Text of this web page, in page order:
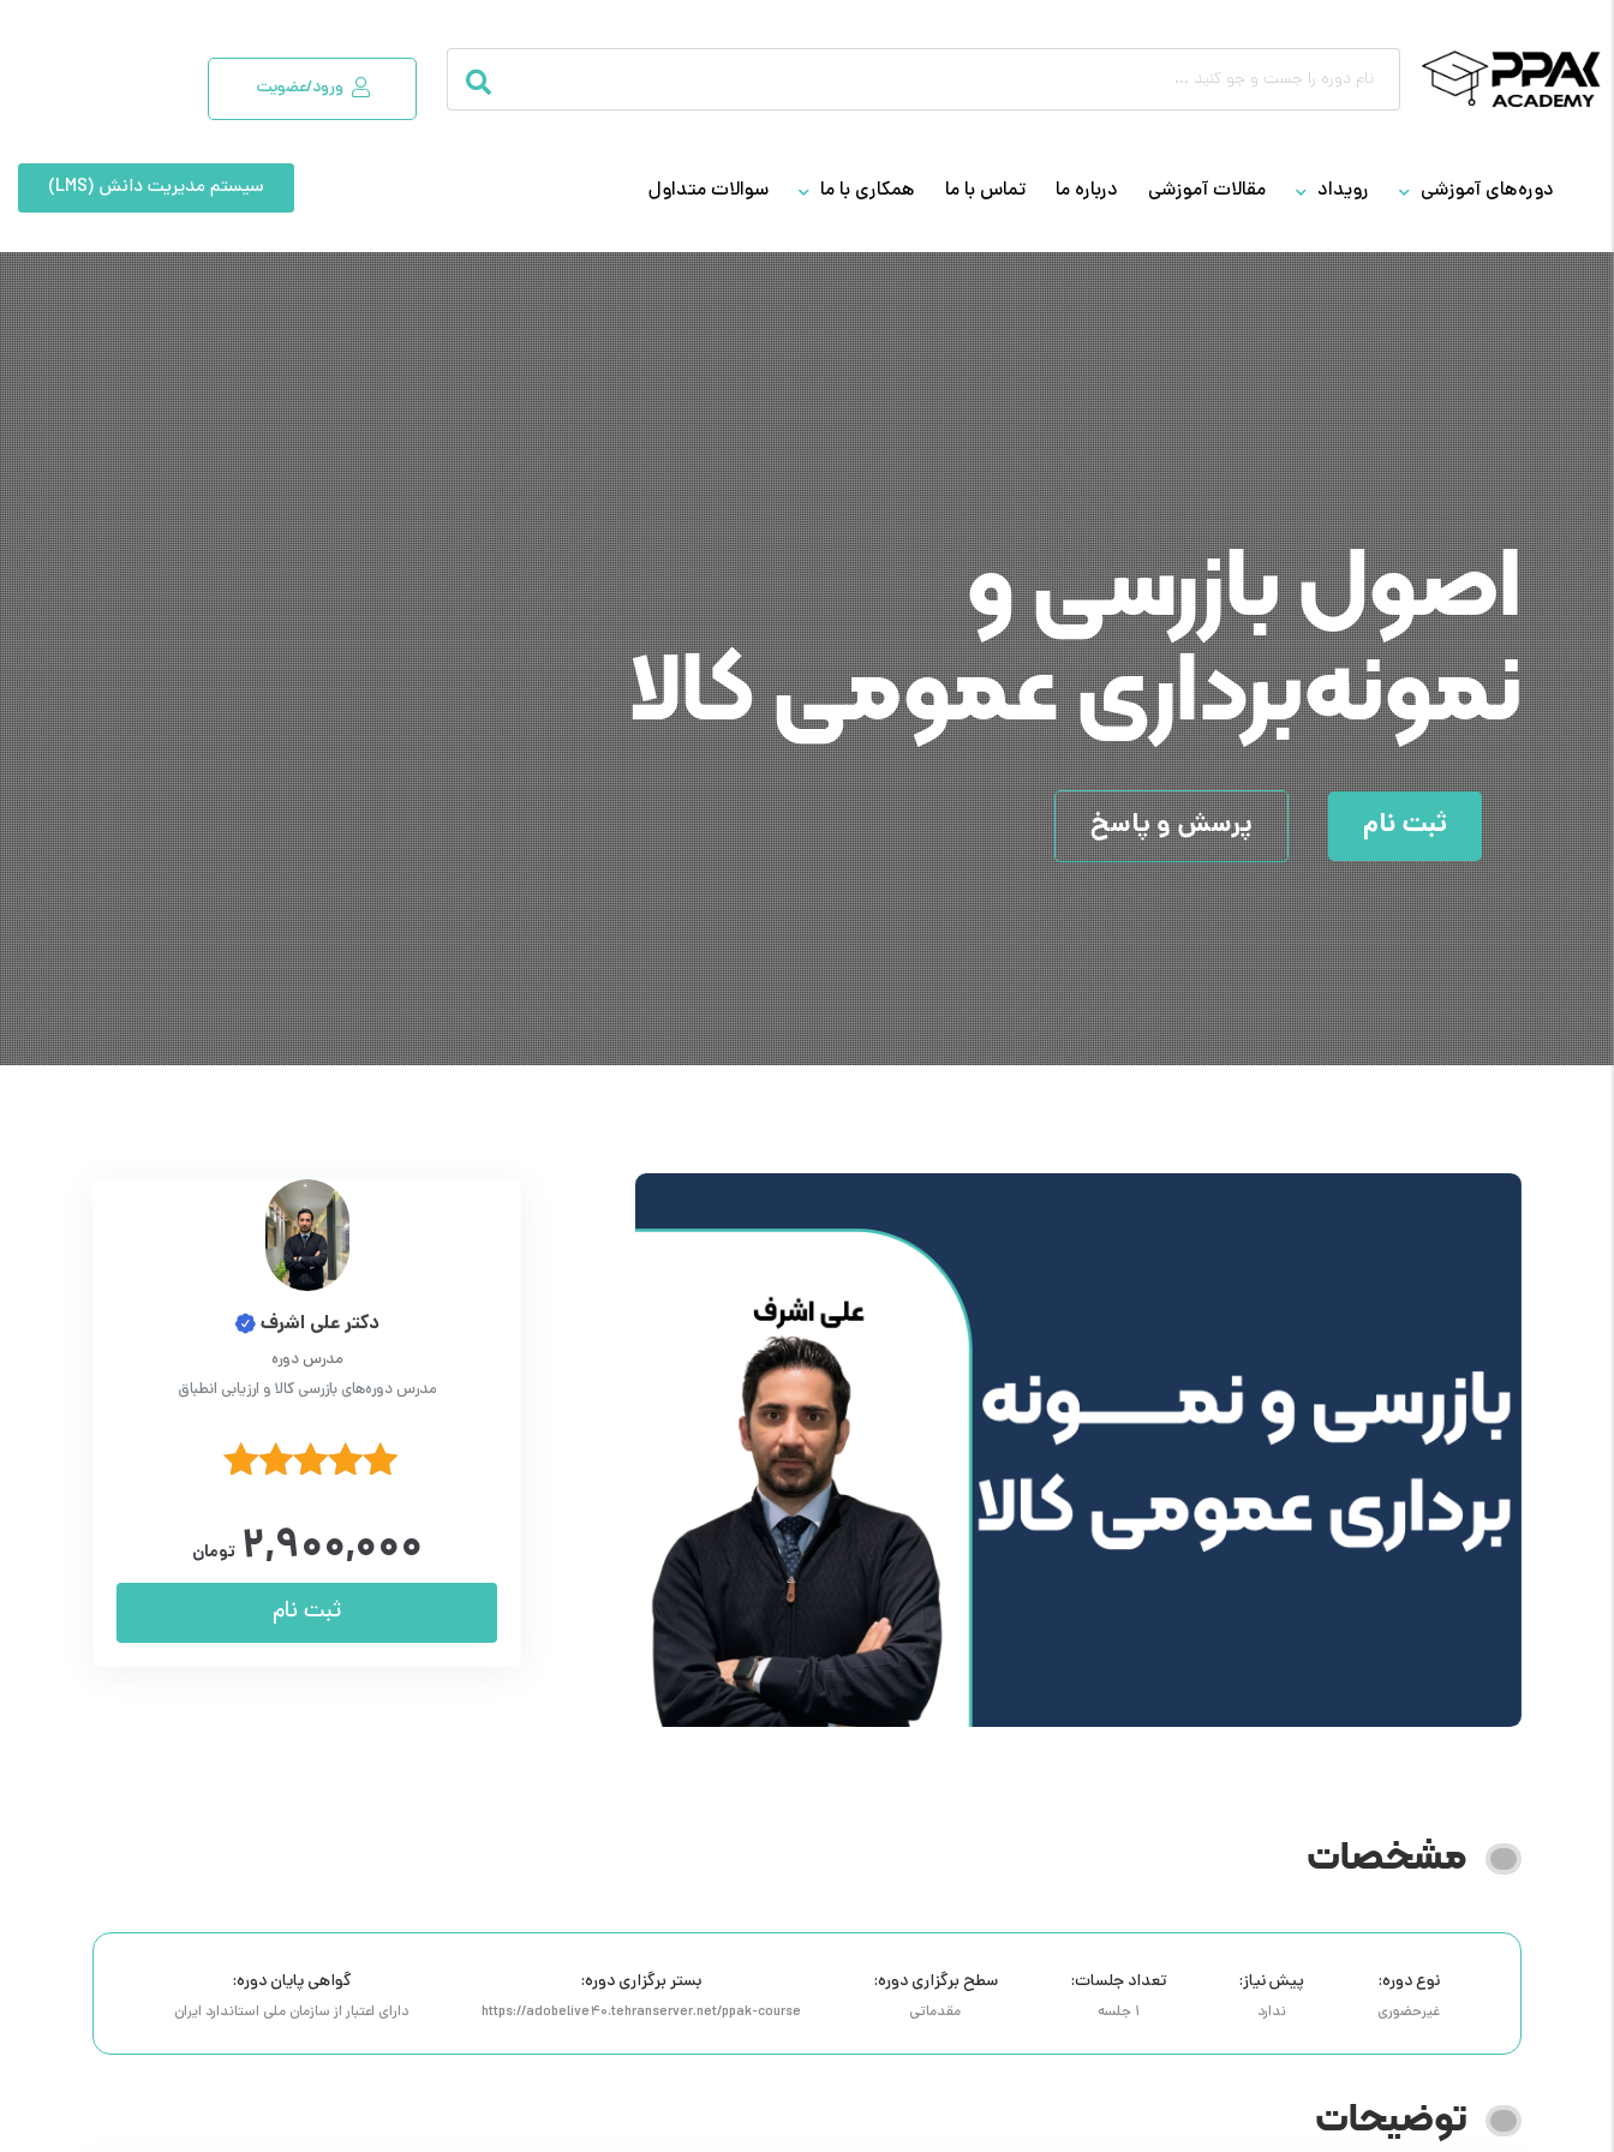
ورود/عضویت
دوره‌های آموزشی رویداد مقالات آموزشی درباره ما تماس با ما همکاری با ما سوالات متداول سیستم مدیریت دانش (LMS)
اصول بازرسی و
نمونه‌برداری عمومی کالا
ثبت نام پرسش و پاسخ
دکتر علی اشرف
مدرس دوره
مدرس دوره‌های بازرسی کالا و ارزیابی انطباق
از 5
۲,۹۰۰,۰۰۰ تومان
ثبت نام
مشخصات
نوع دوره:
غیرحضوری
پیش نیاز:
ندارد
تعداد جلسات:
1 جلسه
سطح برگزاری دوره:
مقدماتی
بستر برگزاری دوره:
https://adobelive40.tehranserver.net/ppak-course
گواهی پایان دوره:
دارای اعتبار از سازمان ملی استاندارد ایران
توضیحات